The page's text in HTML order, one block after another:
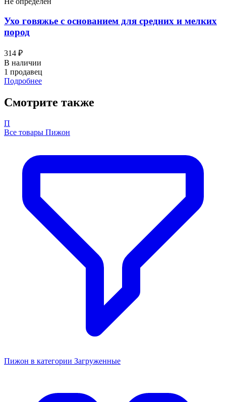
Ухо говяжье с основанием для средних и мелких
пород
314 ₽
В наличии
1 продавец
Подробнее
Смотрите также
П
Все товары Пижон
Пижон в категории Загруженные